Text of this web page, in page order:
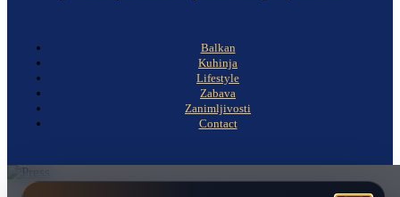
Balkan
Kuhinja
Lifestyle
Zabava
Zanimljivosti
Contact